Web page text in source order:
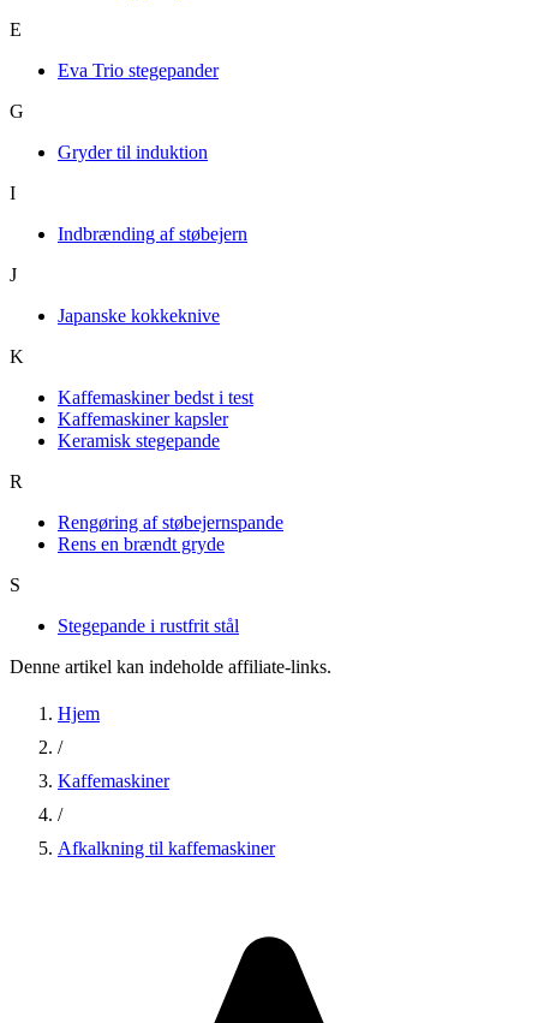
E
Eva Trio stegepander
G
Gryder til induktion
I
Indbrænding af støbejern
J
Japanske kokkeknive
K
Kaffemaskiner bedst i test
Kaffemaskiner kapsler
Keramisk stegepande
R
Rengøring af støbejernspande
Rens en brændt gryde
S
Stegepande i rustfrit stål
Denne artikel kan indeholde affiliate-links.
Hjem
/
Kaffemaskiner
/
Afkalkning til kaffemaskiner